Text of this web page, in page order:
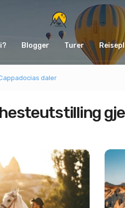
Blogger Turer
daler